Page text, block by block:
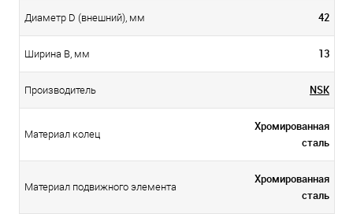
Диаметр D (внешний), мм 42
Ширина B, мм 13
Производитель NSK
Материал колец
Хромированная
сталь
Материал подвижного элемента
Хромированная
сталь